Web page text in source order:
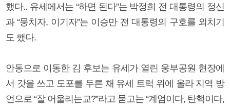
했다.. 유세에서는 “하면 된다”는 박정희 전 대통령의 정신
과 “뭉치자, 이기자”는 이승만 전 대통령의 구호를 외치기
도 했다.
안동으로 이동한 김 후보는 유세가 열린 웅부공원 현장에
서 갓을 쓰고 도포를 두른 채 유세 트럭 위에 올라 지역 방
언으로 “잘 어울리는교?”라고 묻고는 “계엄이다, 탄핵이다,